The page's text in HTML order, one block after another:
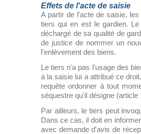
Effets de l'acte de saisie
A partir de l'acte de saisie,
tiers qui en est le gardien.
déchargé de sa qualité de
de justice de nommer un
l'enlèvement des biens.
Le tiers n'a pas l'usage des
à la saisie lui a attribué ce
requête ordonner à tout
séquestre qu'il désigne (article
Par ailleurs, le tiers peut
Dans ce cas, il doit en
avec demande d'avis de